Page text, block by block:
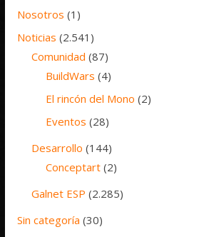
Nosotros (1)
Noticias (2.541)
Comunidad (87)
BuildWars (4)
El rincón del Mono (2)
Eventos (28)
Desarrollo (144)
Conceptart (2)
Galnet ESP (2.285)
Sin categoría (30)